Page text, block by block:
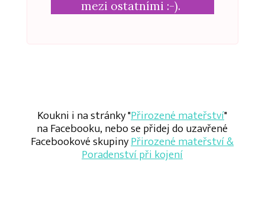
mezi ostatními :-).
Koukni i na stránky "Přirozené mateřství"
na Facebooku, nebo se přidej do uzavřené
Facebookové skupinyPřirozené mateřství &
Poradenství při kojení